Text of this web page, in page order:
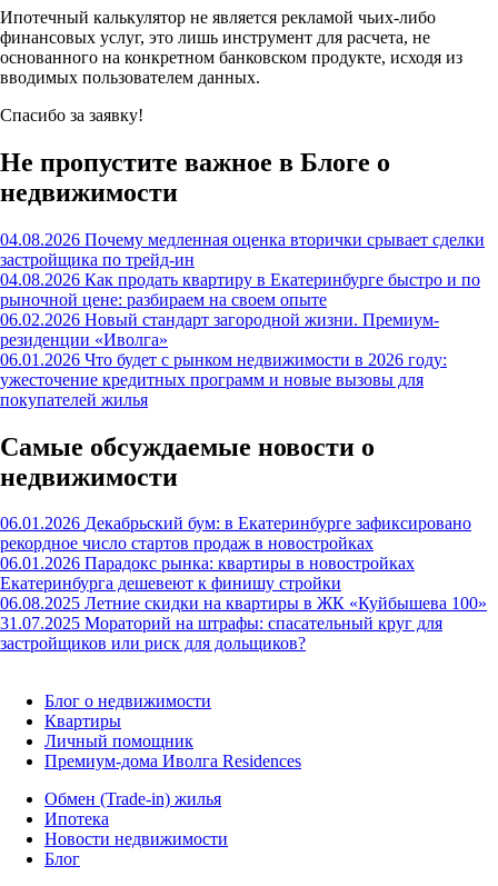
Ипотечный калькулятор не является рекламой чьих-либо
финансовых услуг, это лишь инструмент для расчета, не
основанного на конкретном банковском продукте, исходя из
вводимых пользователем данных.
Спасибо за заявку!
Не пропустите важное в Блоге о
недвижимости
04.08.2026 Почему медленная оценка вторички срывает сделки
застройщика по трейд-ин
04.08.2026 Как продать квартиру в Екатеринбурге быстро и по
рыночной цене: разбираем на своем опыте
06.02.2026 Новый стандарт загородной жизни. Премиум-
резиденции «Иволга»
06.01.2026 Что будет с рынком недвижимости в 2026 году:
ужесточение кредитных программ и новые вызовы для
покупателей жилья
Самые обсуждаемые новости о
недвижимости
06.01.2026 Декабрьский бум: в Екатеринбурге зафиксировано
рекордное число стартов продаж в новостройках
06.01.2026 Парадокс рынка: квартиры в новостройках
Екатеринбурга дешевеют к финишу стройки
06.08.2025 Летние скидки на квартиры в ЖК «Куйбышева 100»
31.07.2025 Мораторий на штрафы: спасательный круг для
застройщиков или риск для дольщиков?
Блог о недвижимости
Квартиры
Личный помощник
Премиум-дома Иволга Residences
Обмен (Trade-in) жилья
Ипотека
Новости недвижимости
Блог